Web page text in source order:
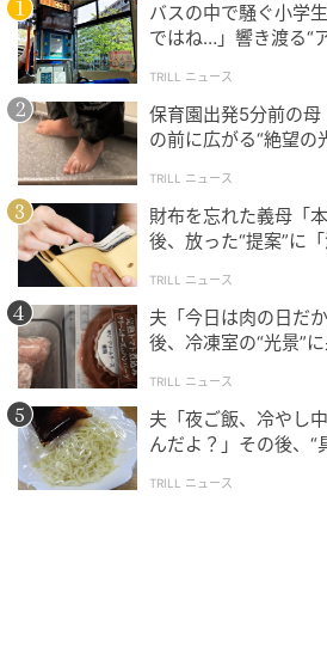
に変わらないし、これが自分の
いとも思いません。
---今回の分析結果を受けて、周囲
れましたか？
声の不調を感じて、音楽と芝居を
ままだと支障が出るので音声外来
分析を受け、帰ってきてすぐあの
まだ直接誰とも話していません。
---そうだったのですね。身近な
とのことですが、SNS上の皆さ
たか？
バスの中で騒ぐ小学
ではね…」響き渡る“
TRILL ニュース
保育園出発5分前の
の前に広がる“絶望の
TRILL ニュース
財布を忘れた義母「
後、放った“提案”に
TRILL ニュース
夫「今日は肉の日だ
後、冷凍室の“光景”
TRILL ニュース
夫「夜ご飯、冷やし
んだよ？」その後、“
TRILL ニュース